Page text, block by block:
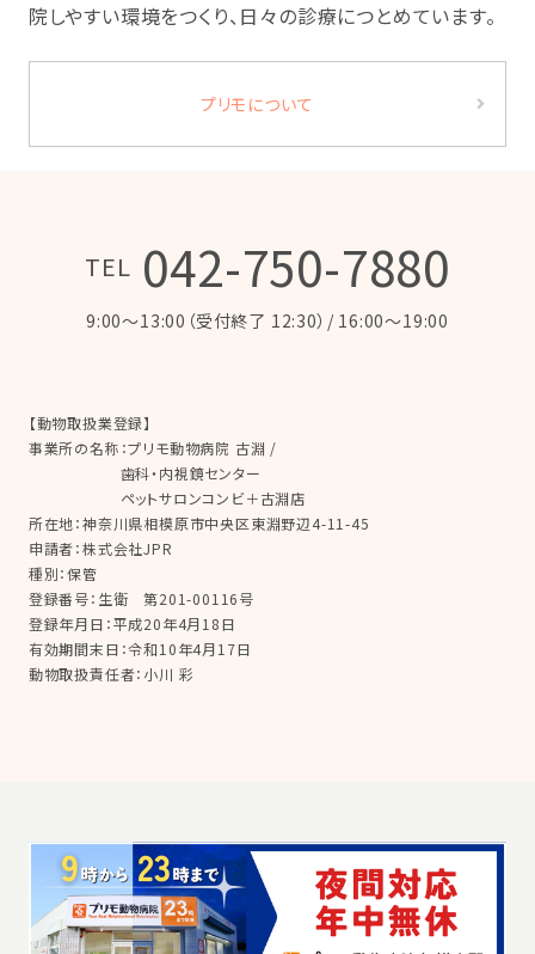
院しやすい環境をつくり、日々の診療につとめています。
プリモについて
TEL 042-750-7880
9:00～13:00（受付終了 12:30）/ 16:00～19:00
【動物取扱業登録】
事業所の名称：プリモ動物病院 古淵 /
歯科・内視鏡センター
ペットサロンコンビ＋古淵店
所在地：神奈川県相模原市中央区東淵野辺4-11-45
申請者：株式会社JPR
種別：保管
登録番号：生衛 第201-00116号
登録年月日：平成20年4月18日
有効期間末日：令和10年4月17日
動物取扱責任者：小川 彩